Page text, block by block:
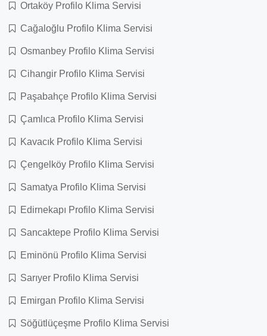
Ortaköy Profilo Klima Servisi
Cağaloğlu Profilo Klima Servisi
Osmanbey Profilo Klima Servisi
Cihangir Profilo Klima Servisi
Paşabahçe Profilo Klima Servisi
Çamlıca Profilo Klima Servisi
Kavacık Profilo Klima Servisi
Çengelköy Profilo Klima Servisi
Samatya Profilo Klima Servisi
Edirnekapı Profilo Klima Servisi
Sancaktepe Profilo Klima Servisi
Eminönü Profilo Klima Servisi
Sarıyer Profilo Klima Servisi
Emirgan Profilo Klima Servisi
Söğütlüçeşme Profilo Klima Servisi